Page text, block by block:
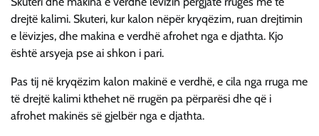
drejtë kalimi. Skuteri, kur kalon nëpër kryqëzim, ruan drejtimin
e lëvizjes, dhe makina e verdhë afrohet nga e djathta. Kjo
është arsyeja pse ai shkon i pari.
Pas tij në kryqëzim kalon makinë e verdhë, e cila nga rruga me
të drejtë kalimi kthehet në rrugën pa përparësi dhe që i
afrohet makinës së gjelbër nga e djathta.